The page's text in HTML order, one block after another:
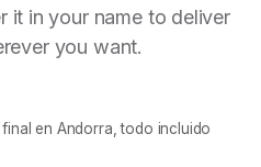
it in your name to deliver
you want.
en Andorra, todo incluido